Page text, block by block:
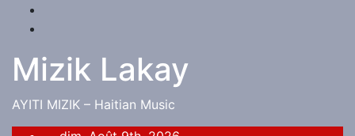
Mizik Lakay
AYITI MIZIK – Haitian Music